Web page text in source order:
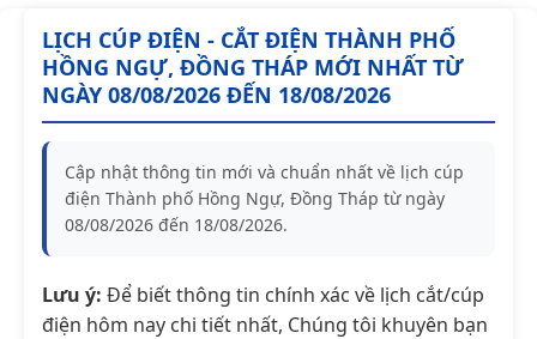
LỊCH CÚP ĐIỆN - CẮT ĐIỆN THÀNH PHỐ
HỒNG NGỰ, ĐỒNG THÁP MỚI NHẤT TỪ
NGÀY 08/08/2026 ĐẾN 18/08/2026
Cập nhật thông tin mới và chuẩn nhất về lịch cúp
điện Thành phố Hồng Ngự, Đồng Tháp từ ngày
08/08/2026 đến 18/08/2026.
Lưu ý: Để biết thông tin chính xác về lịch cắt/cúp
điện hôm nay chi tiết nhất, Chúng tôi khuyên bạn